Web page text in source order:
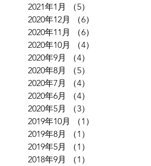
2021年1月
（5）
2020年12月
（6）
2020年11月
（6）
2020年10月
（4）
2020年9月
（4）
2020年8月
（5）
2020年7月
（4）
2020年6月
（4）
2020年5月
（3）
2019年10月
（1）
2019年8月
（1）
2019年5月
（1）
2018年9月
（1）